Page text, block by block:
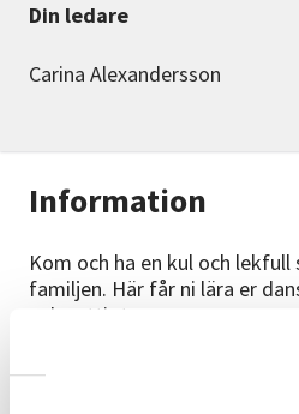
Information
Kom och ha en kul och
familjen. Här får ni lära er
och nyttigt.
Målgrupp
Din ledare
Carina Alexandersson